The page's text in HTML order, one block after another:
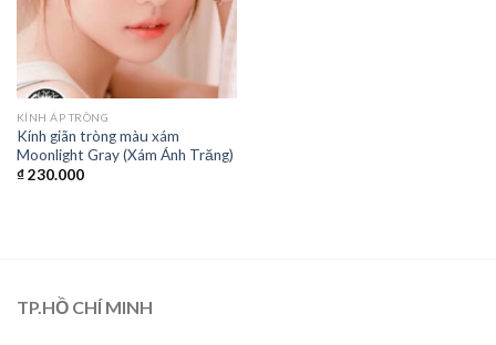
KÍNH ÁP TRÒNG
Kính giãn tròng màu xám
Moonlight Gray (Xám Ánh Trăng)
₫230.000
TP.HỒ CHÍ MINH